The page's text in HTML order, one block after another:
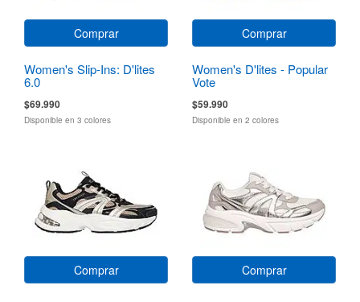
Comprar
Women's Slip-Ins: D'lites
6.0
$69.990
Disponible en 3 colores
Comprar
Women's D'lites - Popular
Vote
$59.990
Disponible en 2 colores
Comprar Comprar